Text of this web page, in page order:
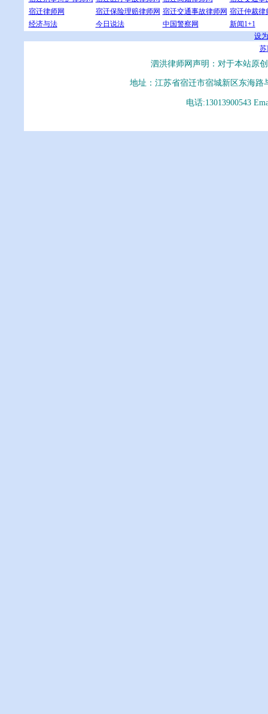
宿迁律师网
宿迁保险理赔律师网 宿迁交通事故律师网 宿迁仲裁律
经济与法
今日说法 中国警察网
新闻1+1
设
苏
泗洪律师网声明：对于本站原
地址：江苏省宿迁市宿城新区东海路
电话:13013900543